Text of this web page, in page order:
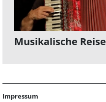
Musikalische Reise
Impressum